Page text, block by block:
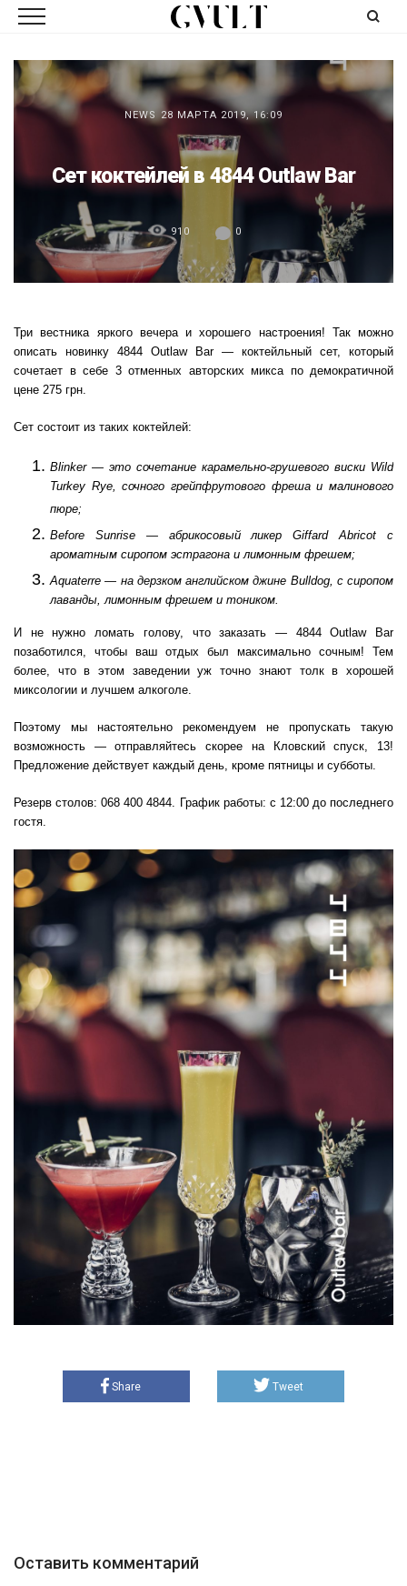
NEWS 28 МАРТА 2019, 16:09
Сет коктейлей в 4844 Outlaw Bar
910 0
Три вестника яркого вечера и хорошего настроения! Так можно
описать новинку 4844 Outlaw Bar — коктейльный сет, который
сочетает в себе 3 отменных авторских микса по демократичной
цене 275 грн.
Сет состоит из таких коктейлей:
Blinker — это сочетание карамельно-грушевого виски Wild
Turkey Rye, сочного грейпфрутового фреша и малинового
пюре;
Before Sunrise — абрикосовый ликер Giffard Abricot с
ароматным сиропом эстрагона и лимонным фрешем;
Aquaterre — на дерзком английском джине Bulldog, с сиропом
лаванды, лимонным фрешем и тоником.
И не нужно ломать голову, что заказать — 4844 Outlaw Bar
позаботился, чтобы ваш отдых был максимально сочным! Тем
более, что в этом заведении уж точно знают толк в хорошей
миксологии и лучшем алкоголе.
Поэтому мы настоятельно рекомендуем не пропускать такую
возможность — отправляйтесь скорее на Кловский спуск, 13!
Предложение действует каждый день, кроме пятницы и субботы.
Резерв столов: 068 400 4844. График работы: с 12:00 до последнего
гостя.
Share Tweet
Оставить комментарий